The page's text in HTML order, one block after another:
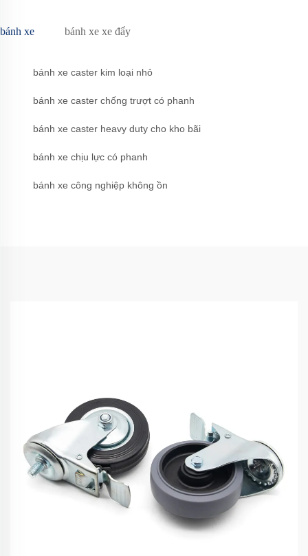
bánh xe bánh xe xe đẩy
bánh xe caster kim loại nhỏ
bánh xe caster chống trượt có phanh
bánh xe caster heavy duty cho kho bãi
bánh xe chịu lực có phanh
bánh xe công nghiệp không ồn